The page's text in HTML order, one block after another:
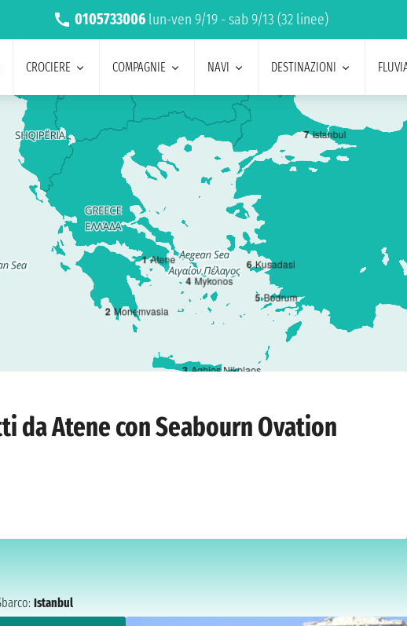
0105733006 lun-ven 9/19 - sab 9/13 (32 linee)
CROCIERE COMPAGNIE NAVI DESTINAZIONI
1 Atene
2 Monemvasia
3 Aghios Nikolaos
4 Mykonos
5 Bodrum
6 Kusadasi
7 Istanbul
da Atene con Seabourn Ovation
Istanbul